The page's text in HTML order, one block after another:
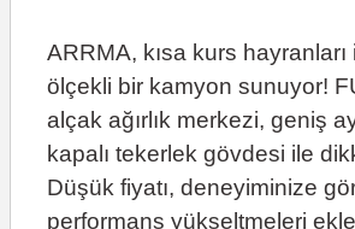
ARRMA, kısa kurs hayranları
ölçekli bir kamyon sunuyor!
alçak ağırlık merkezi, geniş
kapalı tekerlek gövdesi ile
Düşük fiyatı, deneyiminize
performans yükseltmeleri